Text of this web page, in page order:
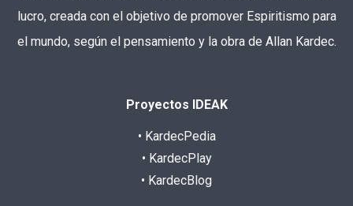
lucro, creada con el objetivo de promover Espiritismo para
el mundo, según el pensamiento y la obra de Allan Kardec.
Proyectos IDEAK
• KardecPedia
• KardecPlay
• KardecBlog